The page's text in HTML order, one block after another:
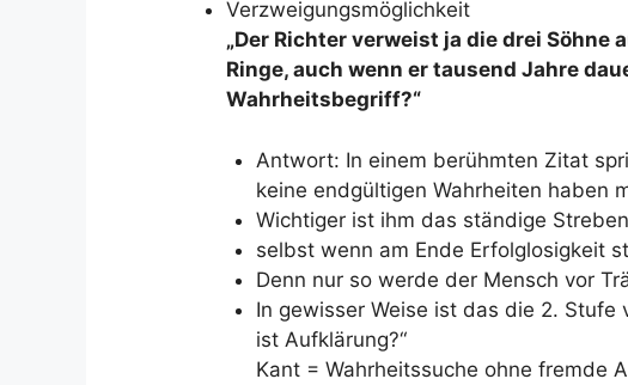
Verzweigungsmöglichkeit
„Der Richter verweist ja die drei
Ringe, auch wenn er tausend Jahre
Wahrheitsbegriff?“
Antwort: In einem berühmten Zitat
keine endgültigen Wahrheiten haben
Wichtiger ist ihm das ständige
selbst wenn am Ende Erfolglosigkeit
Denn nur so werde der Mensch vor
In gewisser Weise ist das die 2. Stufe
ist Aufklärung?“
Kant = Wahrheitssuche ohne fremde